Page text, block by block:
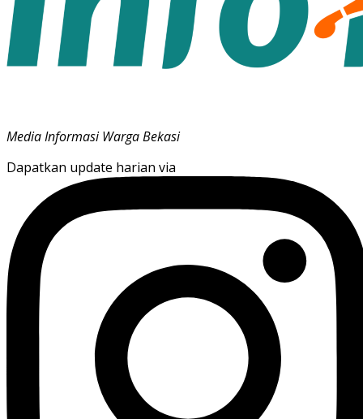
Media Informasi Warga Bekasi
Dapatkan update harian via